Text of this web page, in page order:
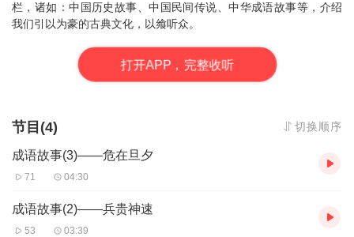
栏，诸如：中国历史故事、中国民间传说、中华成语故事等，介绍
我们引以为豪的古典文化，以飨听众。
打开APP，完整收听
节目(4) 切换顺序
成语故事(3)——危在旦夕
71 04:30
成语故事(2)——兵贵神速
53 03:39